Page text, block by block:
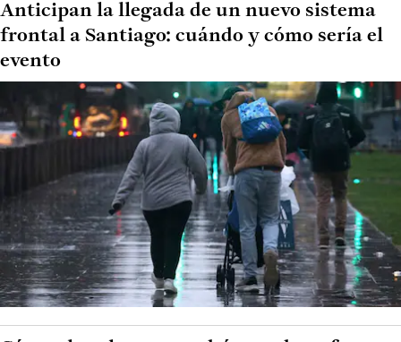
Anticipan la llegada de un nuevo sistema
frontal a Santiago: cuándo y cómo sería el
evento